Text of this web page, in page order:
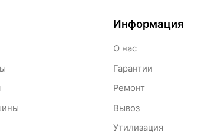
Информация
О нас
Гарантии
Ремонт
Вывоз
Утилизация